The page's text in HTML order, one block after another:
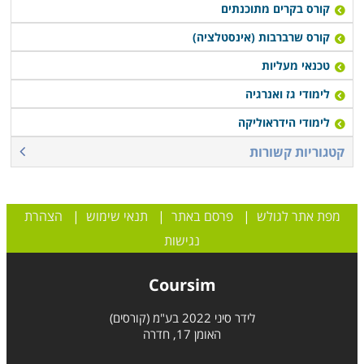
יותר, לפתוח עסק עצמאי, שכן ישנה אחריות רבה לעסק
העומד בפני עצמו על כל טעות או תקלה מאשר גיבוי הניתן
מהחברה המעסיקה.
קורס בקרים מתוכנתים
קורס שרברבות (אינסטלציה)
טכנאי מעליות
לימודי גז ואנרגיה
לימודי הידראוליקה
קטגוריות קשורות
מפת אתר לגולש |פרסם באתר | תנאי שימוש | הצהרת
נגישות
Coursim
לידר סיני 2022 בע"מ (קורסים)
האומן 17, חדרה